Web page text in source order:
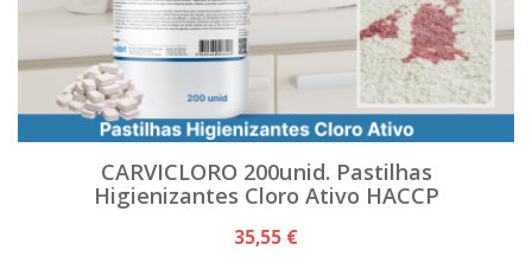
CARVICLORO 200unid. Pastilhas
Higienizantes Cloro Ativo HACCP
35,55 €